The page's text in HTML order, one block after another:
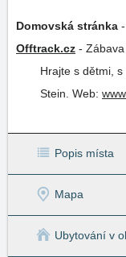
Domovská stránka -
Offtrack.cz -
Hrajte s dětmi,
Stein. Web:
Popis místa
Mapa
Ubytování v